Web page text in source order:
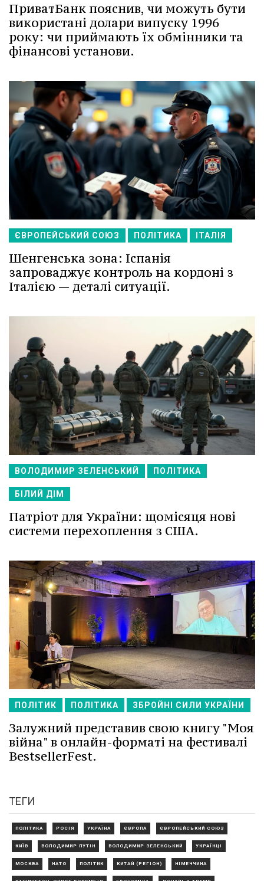
ПриватБанк пояснив, чи можуть бути
використані долари випуску 1996
року: чи приймають їх обмінники та
фінансові установи.
ЄВРОПЕЙСЬКИЙ СОЮЗ ПОЛІТИКА ІТАЛІЯ
Шенгенська зона: Іспанія
запроваджує контроль на кордоні з
Італією — деталі ситуації.
ВОЛОДИМИР ЗЕЛЕНСЬКИЙ ПОЛІТИКА
БІЛИЙ ДІМ
Патріот для України: щомісяця нові
системи перехоплення з США.
ПОЛІТИК ПОЛІТИКА ЗБРОЙНІ СИЛИ УКРАЇНИ
Залужний представив свою книгу "Моя
війна" в онлайн-форматі на фестивалі
BestsellerFest.
ТЕГИ
ПОЛІТИКА РОСІЯ УКРАЇНА ЄВРОПА ЄВРОПЕЙСЬКИЙ СОЮЗ
КИЇВ ВОЛОДИМИР ПУТІН ВОЛОДИМИР ЗЕЛЕНСЬКИЙ УКРАЇНЦІ
МОСКВА НАТО ПОЛІТИК КИТАЙ (РЕГІОН) НІМЕЧЧИНА